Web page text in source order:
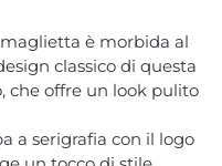
maglietta è morbida al
classico di questa
che offre un look pulito
a serigrafia con il logo